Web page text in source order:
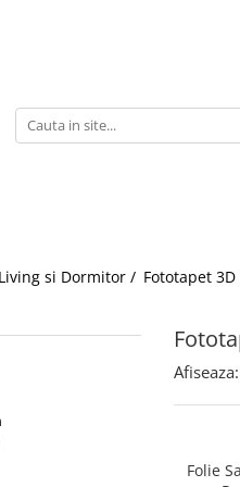
si Dormitor / Fototapet
Afiseaza:
Folie